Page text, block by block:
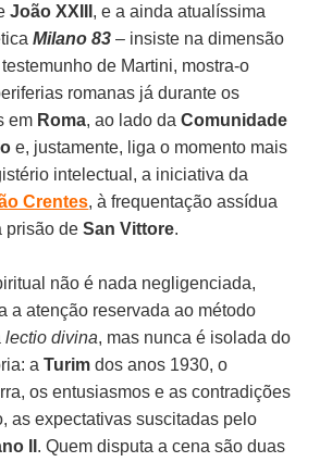
João XXIII , e a ainda atualíssima
Milano 83 – insiste na dimensão
de Martini, mostra-o
romanas já durante os
em Roma, ao lado daComunidade
e, justamente, liga o momento mais
intelectual, a iniciativa da
Crentes, à frequentação assídua
prisão deSan Vittore.
não é nada negligenciada,
a atenção reservada ao método
lectio divina, mas nunca é isolada do
aTurim dos anos 1930, o
os entusiasmos e as contradições
as expectativas suscitadas pelo
II . Quem disputa a cena são duas